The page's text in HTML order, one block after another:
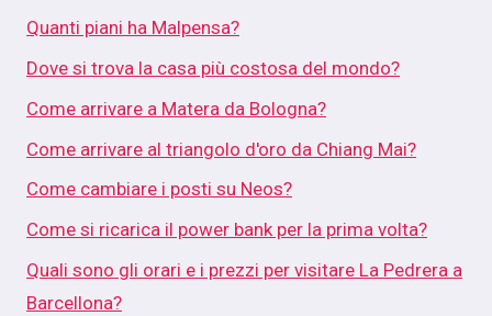
Quanti piani ha Malpensa?
Dove si trova la casa più costosa del mondo?
Come arrivare a Matera da Bologna?
Come arrivare al triangolo d'oro da Chiang Mai?
Come cambiare i posti su Neos?
Come si ricarica il power bank per la prima volta?
Quali sono gli orari e i prezzi per visitare La Pedrera a
Barcellona?